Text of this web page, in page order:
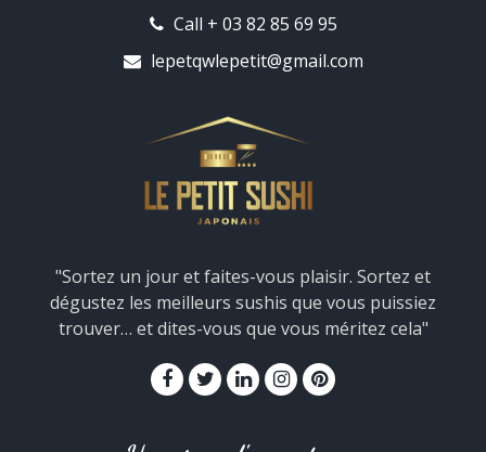
Call + 03 82 85 69 95
lepetqwlepetit@gmail.com
"Sortez un jour et faites-vous plaisir. Sortez et
dégustez les meilleurs sushis que vous puissiez
trouver… et dites-vous que vous méritez cela"